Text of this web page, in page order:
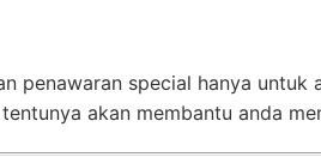
penawaran special hanya untuk
akan membantu anda